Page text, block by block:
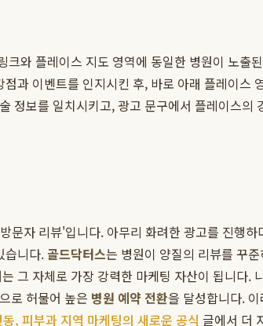
와 플레이스 지도 영역에 동일한 병원이 노출
과 이벤트를 인지시킨 후, 바로 아래 플레이스
정보를 일치시키고, 광고 문구에서 플레이스
자 리뷰'입니다. 아무리 화려한 광고를 진행
습니다. 골드닥터스는 병원이 양질의 리뷰를 꾸
그 자체로 가장 강력한 마케팅 자산이 됩니다
로 허물어 높은 병원 예약 전환을 달성합니다.
, 피부과 지역 마케팅의 새로운 공식 글에서 더